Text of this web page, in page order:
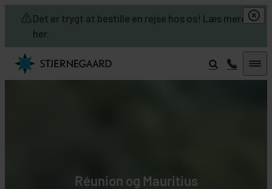
Det er trygt at bestille en rejse hos os! Læs mere
her.
Skip to main content
Réunion og Mauritius